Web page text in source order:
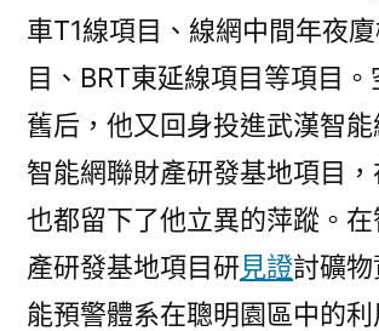
車T1線項目、線網中間年夜
目、BRT東延線項目等項目
舊后，他又回身投進武漢智
智能網聯財產研發基地項目
也都留下了他立異的萍蹤。
產研發基地項目研見證討礦
能預警體系在聰明園區中的